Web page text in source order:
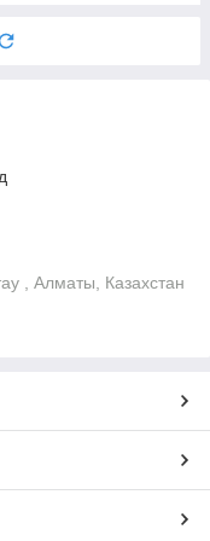
, Алматы, Казахстан